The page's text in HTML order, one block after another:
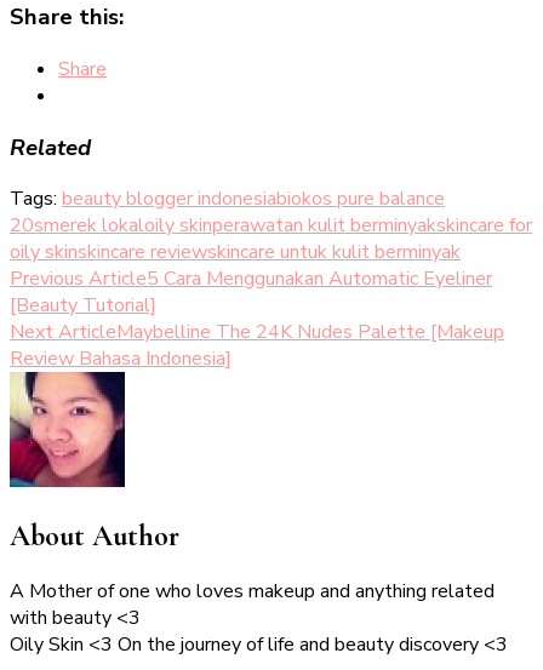
Share this:
Share
Related
Tags: beauty blogger indonesiabiokos pure balance
20smerek lokaloily skinperawatan kulit berminyakskincare for
oily skinskincare reviewskincare untuk kulit berminyak
Post
Navigation
Previous Article5 Cara Menggunakan Automatic Eyeliner
[Beauty Tutorial]
Next ArticleMaybelline The 24K Nudes Palette [Makeup
Review Bahasa Indonesia]
About Author
A Mother of one who loves makeup and anything related
with beauty <3
Oily Skin <3 On the journey of life and beauty discovery <3